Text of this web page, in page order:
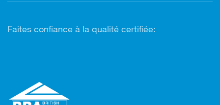
Faites confiance à la qualité certifiée: